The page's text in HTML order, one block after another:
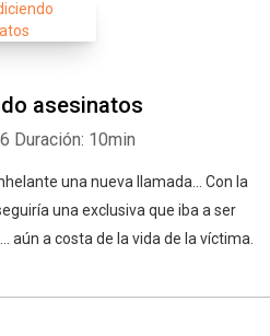
asesinatos
Duración: 10min
una nueva llamada... Con la
una exclusiva que iba a ser
aún a costa de la vida de la víctima.
Twitter